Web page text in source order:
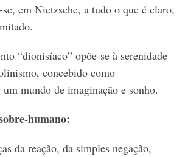
em Nietzsche, a tudo o que é claro,
“dionisíaco” opõe-se à serenidade
concebido como
mundo de imaginação e sonho.
humano:
da reação, da simples negação,